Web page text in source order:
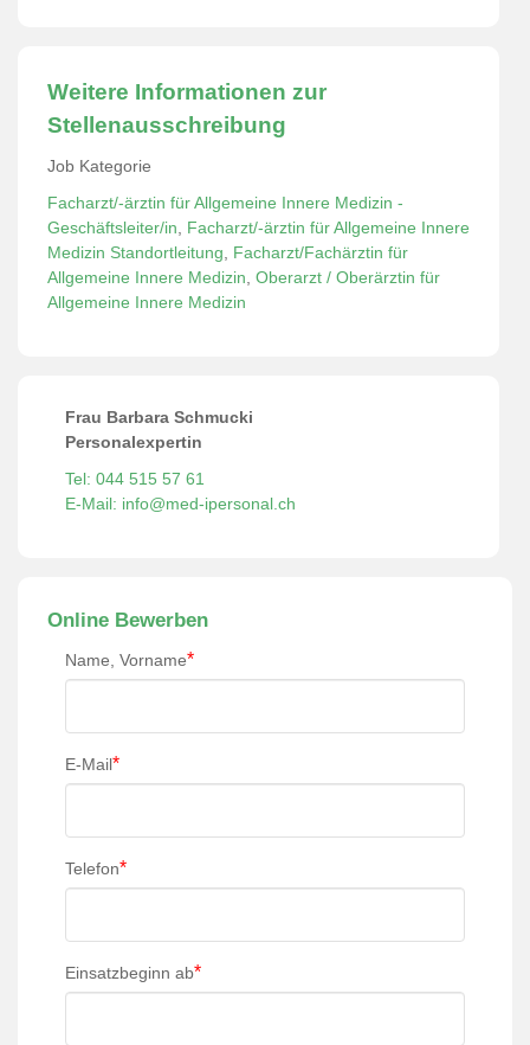
Weitere Informationen zur
Stellenausschreibung
Job Kategorie
Facharzt/-ärztin für Allgemeine Innere Medizin -
Geschäftsleiter/in, Facharzt/-ärztin für Allgemeine Innere
Medizin Standortleitung, Facharzt/Fachärztin für
Allgemeine Innere Medizin, Oberarzt / Oberärztin für
Allgemeine Innere Medizin
Frau Barbara Schmucki
Personalexpertin
Tel: 044 515 57 61
E-Mail: info@med-ipersonal.ch
Online Bewerben
Name, Vorname*
E-Mail*
Telefon*
Einsatzbeginn ab*